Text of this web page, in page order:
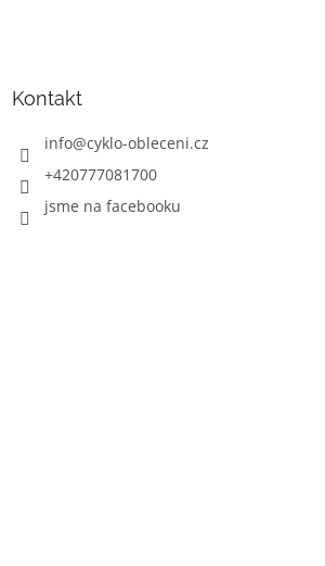
Kontakt
info@cyklo-obleceni.cz
+420777081700
jsme na facebooku